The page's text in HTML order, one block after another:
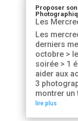
Proposer
Les
Les
derniers
octobre >
soirée > 1
aider aux
3
montrer un
lire plus